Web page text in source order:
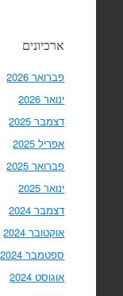
ארכיונים
פברואר 2026
ינואר 2026
דצמבר 2025
אפריל 2025
פברואר 2025
ינואר 2025
דצמבר 2024
אוקטובר 2024
ספטמבר 2024
אוגוסט 2024